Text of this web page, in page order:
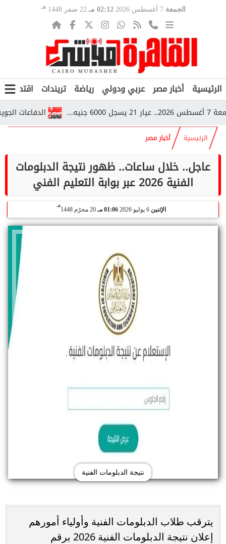
الجمعة 7 أغسطس 2026 02:12 مـ 22 صفر 1448 هـ
الرئيسية أخبار مصر عربي ودولي رياضة تريندات اقتصاد
الدفاعات الجوية
الرئيسية أخبار مصر
عاجل.. خلال ساعات.. ظهور نتيجة الدبلومات
الفنية 2026 عبر بوابة التعليم الفني
الإثنين 6 يوليو 2026 01:06 مـ 20 محرّم 1448
هـ
نتيجة الدبلومات الفنية
يترقب طلاب الدبلومات الفنية وأولياء أمورهم
إعلان نتيجة الدبلومات الفنية 2026 برقم